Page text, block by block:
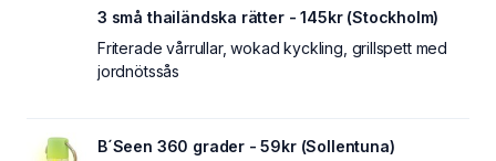
3 små thailändska rätter - 145kr (Stockholm)
Friterade vårrullar, wokad kyckling, grillspett med
jordnötssås
B´Seen 360 grader - 59kr (Sollentuna)